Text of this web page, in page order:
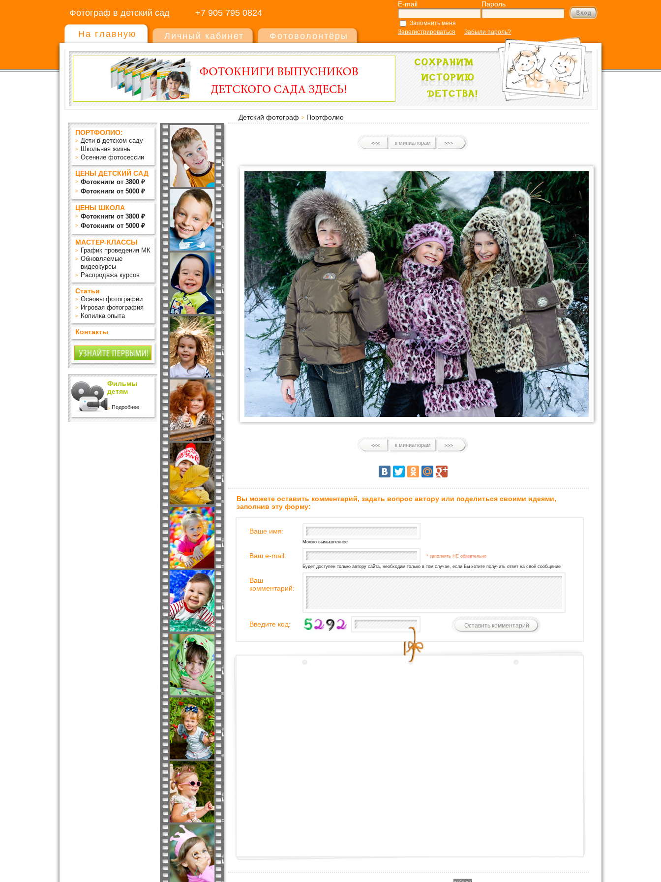
Фотограф в детский сад +7 905 795 0824
E-mail Пароль
Запомнить меня
Зарегистрироваться
Забыли пароль?
На главную Личный кабинет Фотоволонтёры
Детский фотограф
Портфолио
ПОРТФОЛИО:
Дети в детском саду
Школьная жизнь
Осенние фотосессии
ЦЕНЫ ДЕТСКИЙ САД
Фотокниги от 3800 ₽
Фотокниги от 5000 ₽
ЦЕНЫ ШКОЛА
Фотокниги от 3800 ₽
Фотокниги от 5000 ₽
МАСТЕР-КЛАССЫ
График проведения МК
Обновляемые
видеокурсы
Распродажа курсов
Статьи
Основы фотографии
Игровая фотография
Копилка опыта
Контакты
Фильмы
детям
Подробнее
к миниатюрам
к миниатюрам
Вы можете оставить комментарий, задать вопрос автору или поделиться своими идеями,
заполнив эту форму:
Ваше имя:
Можно вымышленное
Ваш e-mail: * заполнять НЕ обязательно
Будет доступен только автору сайта, необходим только в том случае, если Вы хотите получить ответ на своё сообщение
Ваш
комментарий:
Введите код: